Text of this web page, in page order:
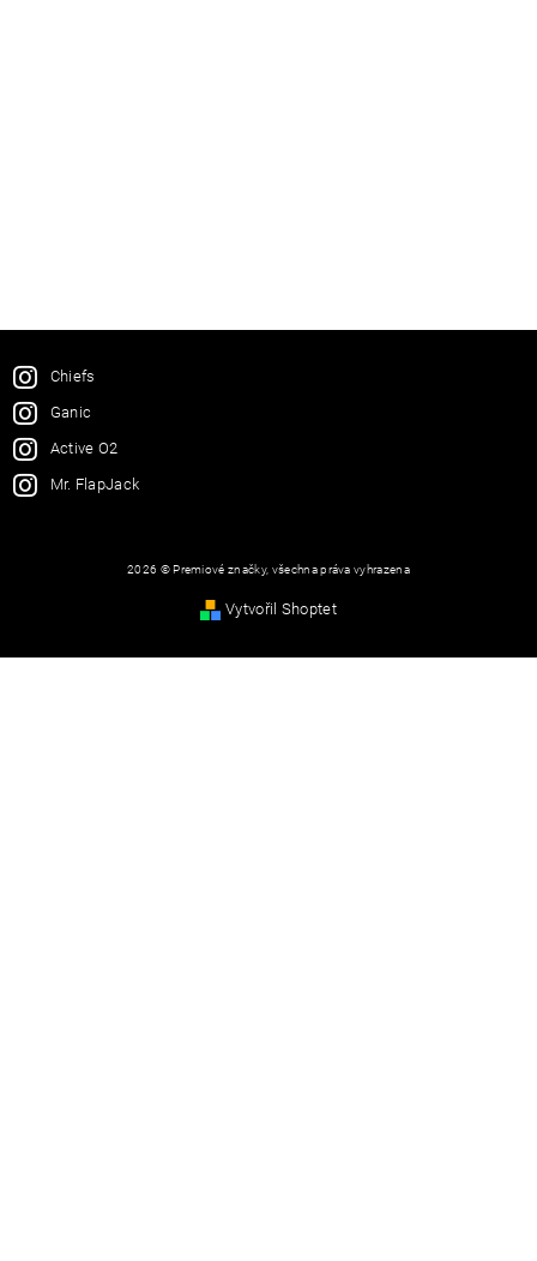
Chiefs
Ganic
Active O2
Mr. FlapJack
2026 © Premiové značky, všechna práva vyhrazena
Vytvořil Shoptet